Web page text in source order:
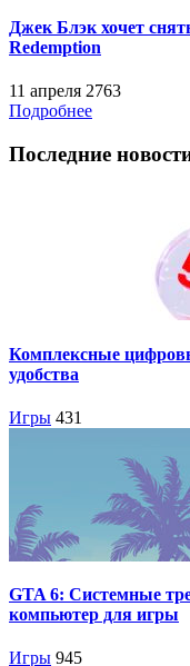
Джек Блэк хочет
Redemption
11 апреля 2763
Подробнее
Последние
Комплексные
удобства
Игры 431
GTA 6: Системные
компьютер для игры
Игры 945